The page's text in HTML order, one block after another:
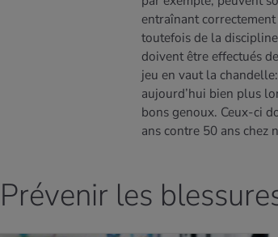
entraînant
toutefois de la
doivent être effectués
jeu en vaut la
aujourd’hui bien plus
bons genoux. Ceux-ci
ans contre 50 ans chez
Prévenir les